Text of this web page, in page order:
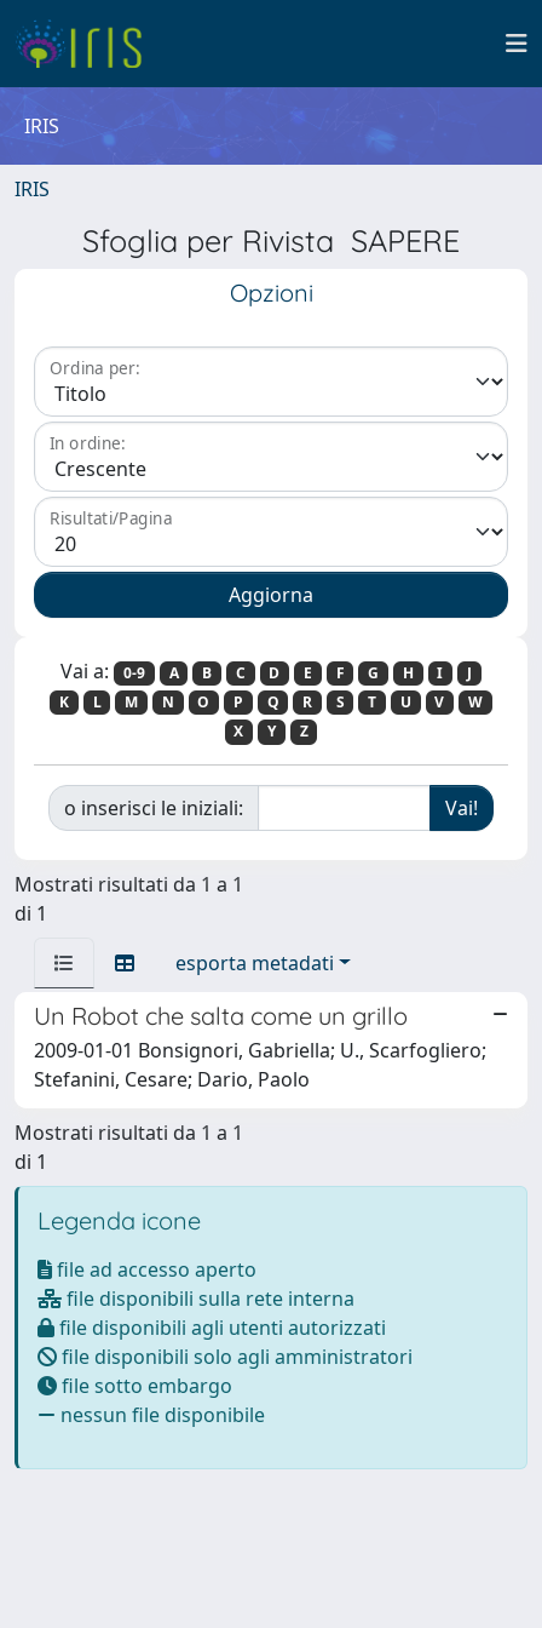
IRIS
IRIS
Sfoglia per Rivista SAPERE
Opzioni
Ordina per:
In ordine:
Risultati/Pagina
Vai a: 0-9 A B C D E F G H I
J
K
L M N O P Q R S T U V
W
X
Y Z
o inserisci le iniziali:
Mostrati risultati da 1 a 1
di 1
esporta metadati
Un Robot che salta come un grillo
2009-01-01 Bonsignori, Gabriella; U., Scarfogliero;
Stefanini, Cesare; Dario, Paolo
Mostrati risultati da 1 a 1
di 1
Legenda icone
file ad accesso aperto
file disponibili sulla rete interna
file disponibili agli utenti autorizzati
file disponibili solo agli amministratori
file sotto embargo
nessun file disponibile